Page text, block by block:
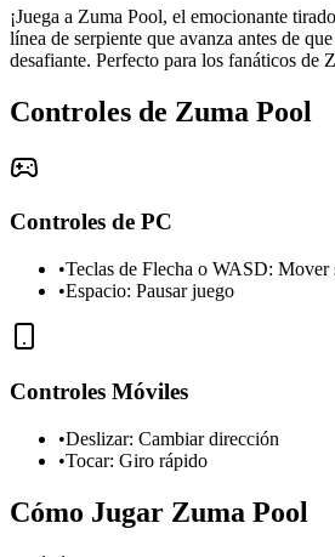
¡Juega a Zuma Pool, el emocionante
línea de serpiente que avanza antes de
desafiante. Perfecto para los fanáticos de
Controles de Zuma Pool
Controles de PC
•Teclas de Flecha o WASD: Mover
•Espacio: Pausar juego
Controles Móviles
•Deslizar: Cambiar dirección
•Tocar: Giro rápido
Cómo Jugar Zuma Pool